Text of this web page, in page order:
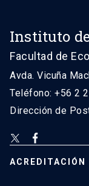
Instituto
Facultad de
Avda. Vicuña
Teléfono: +56 2
Dirección de
ACREDITACIÓN